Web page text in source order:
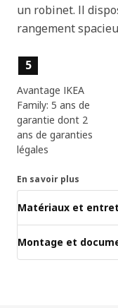
un robinet. Il
rangement
Caractéristiques du
5
Avantage IKEA
Family: 5 ans de
garantie dont 2
ans de garanties
légales
En savoir plus
Matériaux et
Montage et